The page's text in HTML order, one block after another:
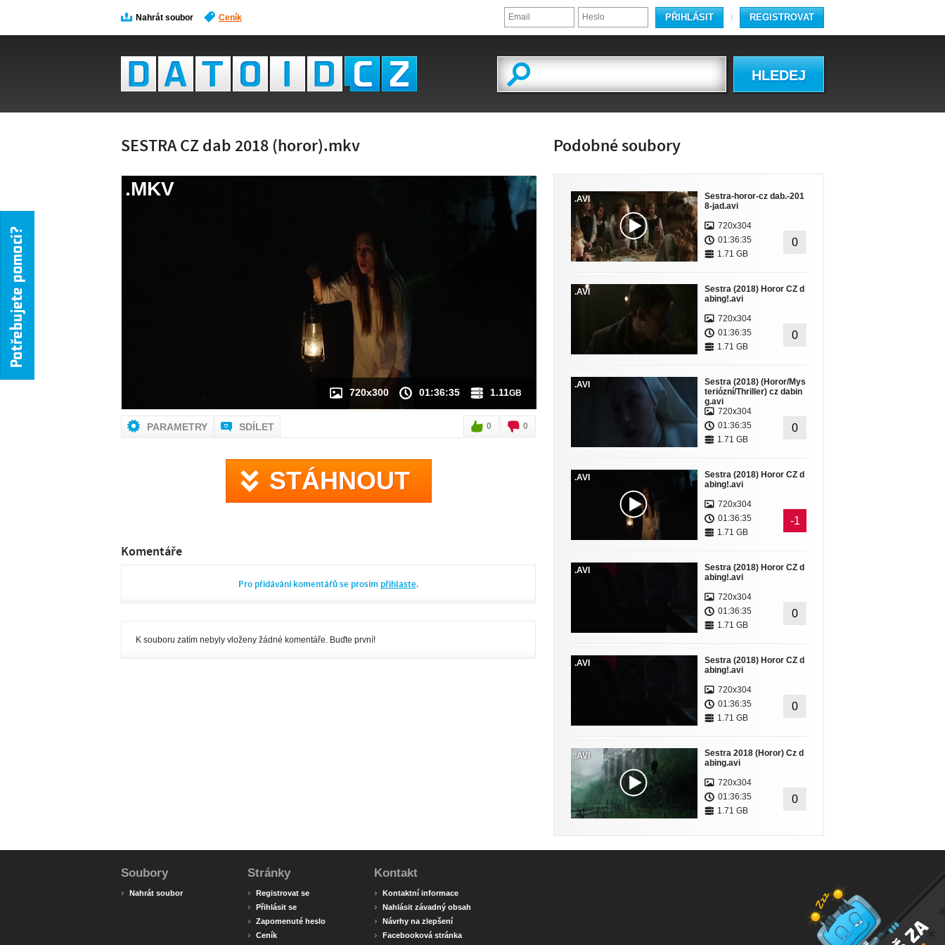
Nahrát soubor Ceník /
PŘIHLÁSIT REGISTROVAT
HLEDEJ
SESTRA CZ dab 2018 (horor).mkv
NÁHLED VIDEA
NENÍ K DISPOZICI
720x300 01:36:35 1.11GB
.MKV
PARAMETRY SDÍLET 0 0
STÁHNOUT
Komentáře
Pro přidávání komentářů se prosím přihlaste.
K souboru zatím nebyly vloženy žádné komentáře. Buďte první!
Podobné soubory
.AVI
Sestra-horor-cz dab.-201
8-jad.avi
720x304
01:36:35
1.71 GB
0
.AVI
Sestra (2018) Horor CZ d
abing!.avi
720x304
01:36:35
1.71 GB
0
.AVI
Sestra (2018) (Horor/Mys
teriózní/Thriller) cz dabin
g.avi
720x304
01:36:35
1.71 GB
0
.AVI
Sestra (2018) Horor CZ d
abing!.avi
720x304
01:36:35
1.71 GB
-1
.AVI
Sestra (2018) Horor CZ d
abing!.avi
720x304
01:36:35
1.71 GB
0
.AVI
Sestra (2018) Horor CZ d
abing!.avi
720x304
01:36:35
1.71 GB
0
.AVI
Sestra 2018 (Horor) Cz d
abing.avi
720x304
01:36:35
1.71 GB
0
Soubory
› Nahrát soubor
Stránky
› Registrovat se
› Přihlásit se
› Zapomenuté heslo
› Ceník
Kontakt
› Kontaktní informace
› Nahlásit závadný obsah
› Návrhy na zlepšení
› Facebooková stránka